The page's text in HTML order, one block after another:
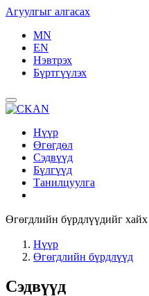
Агуулгыг алгасах
MN
EN
Нэвтрэх
Бүртгүүлэх
Нүүр
Өгөгдөл
Сэдвүүд
Бүлгүүд
Танилцуулга
Өгөгдлийн бүрдлүүдийг хайх
Нүүр
Өгөгдлийн бүрдлүүд
Сэдвүүд